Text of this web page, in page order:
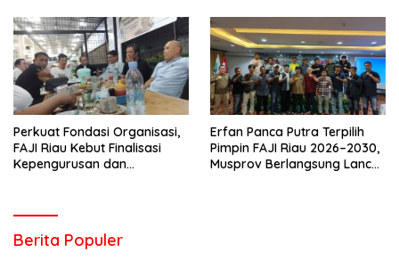
Perkuat Fondasi Organisasi,
FAJI Riau Kebut Finalisasi
Kepengurusan dan
Erfan Panca Putra Terpilih
Pimpin FAJI Riau 2026–2030,
Musprov Berlangsung Lancar
Berita Populer